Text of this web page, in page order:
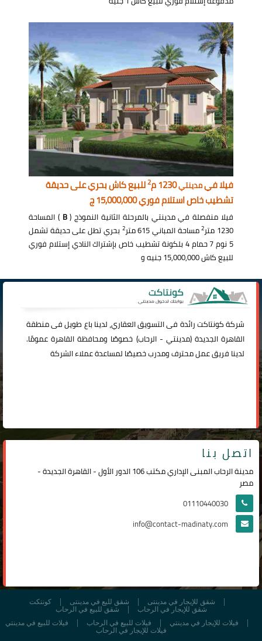
فيلا فيمدينتي1230 م 2للبيع كاش بحري على حديقة
تشطيب خاص استلام فوري 15,000,000 ج
فيلا منفصلة في مدينتي بالمرحلة الثانية النموذج (B ) المساحة
1230 متر
2مساحة المباني 615 متر 2 بحري تطل على حديقة تشمل
5 نوم 7 حمام 4 بلكونة تشطيب خاص بإشتراك النادي إستلام فوري
للبيع كاش 15,000,000 جنيه و
شركةكونتاكترائدة فى التسويق العقاري، لدينا باع طويل فى منطقة
القاهرة الجديدة (مدينتي -الرحاب) خصوصًا ومحافظة القاهرة عمومًا.
لدينا فريق عمل محترف ومدرب خصيصًا لمساعدة عملاء الشركة
اتصل بنا
مدينة الرحاب المبنى الإداري مكتب 106 الدور الأول - القاهرة الجديدة -
مصر
01110440030
info@contact-madinaty.com
كونتكت شقق لليع في مدينتى
شقق للإيجار في مدينتى
شقق للبيع في الرحاب
شقق للإيجار في الرحاب
فيلات للبيع في مدينتي
فيلات للبيع في الرحاب
فيلات للإيجار في مدينتي
فيلات للإيجار في الرحاب